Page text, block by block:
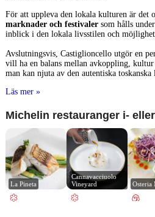
För att uppleva den lokala kulturen är det
marknader och festivalersom hålls under
inblick i den lokala livsstilen och
Avslutningsvis, Castiglioncello utgör en
vill ha en balans mellan avkoppling,
man kan njuta av den autentiska
Läs mer »
Michelin restauranger i-
La Pineta
Cannavacciuolo
Vineyard
Osteria